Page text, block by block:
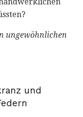
ungewöhnlichen
und